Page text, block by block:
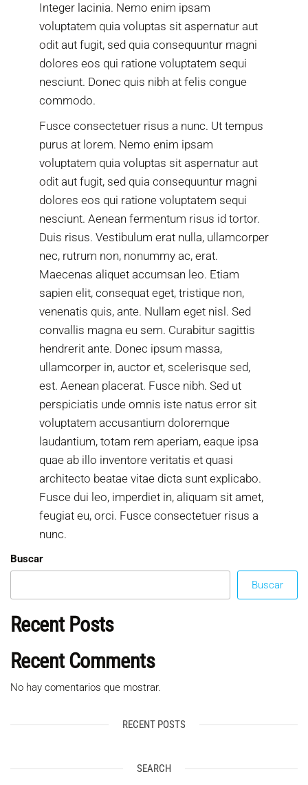
Integer lacinia. Nemo enim ipsam
voluptatem quia voluptas sit aspernatur aut
odit aut fugit, sed quia consequuntur magni
dolores eos qui ratione voluptatem sequi
nesciunt. Donec quis nibh at felis congue
commodo.
Fusce consectetuer risus a nunc. Ut tempus
purus at lorem. Nemo enim ipsam
voluptatem quia voluptas sit aspernatur aut
odit aut fugit, sed quia consequuntur magni
dolores eos qui ratione voluptatem sequi
nesciunt. Aenean fermentum risus id tortor.
Duis risus. Vestibulum erat nulla, ullamcorper
nec, rutrum non, nonummy ac, erat.
Maecenas aliquet accumsan leo. Etiam
sapien elit, consequat eget, tristique non,
venenatis quis, ante. Nullam eget nisl. Sed
convallis magna eu sem. Curabitur sagittis
hendrerit ante. Donec ipsum massa,
ullamcorper in, auctor et, scelerisque sed,
est. Aenean placerat. Fusce nibh. Sed ut
perspiciatis unde omnis iste natus error sit
voluptatem accusantium doloremque
laudantium, totam rem aperiam, eaque ipsa
quae ab illo inventore veritatis et quasi
architecto beatae vitae dicta sunt explicabo.
Fusce dui leo, imperdiet in, aliquam sit amet,
feugiat eu, orci. Fusce consectetuer risus a
nunc.
Buscar
Buscar
Recent Posts
Recent Comments
No hay comentarios que mostrar.
RECENT POSTS
SEARCH